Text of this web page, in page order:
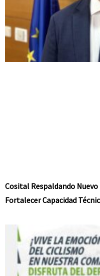
Cosital Respaldando
Fortalecer Capacidad